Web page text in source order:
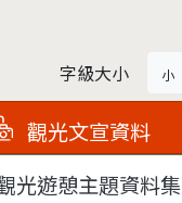
字級大小 小
觀光文宣資料
光遊憩主題資料集